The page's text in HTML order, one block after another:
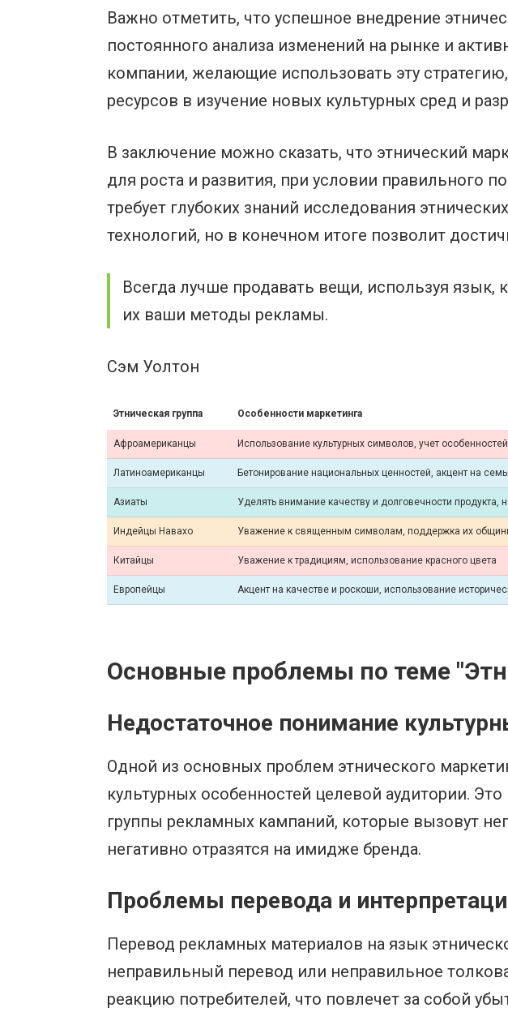
Важно отметить, что успешное внедрение
постоянного анализа изменений на рынке и
компании, желающие использовать эту
ресурсов в изучение новых культурных сред и
В заключение можно сказать, что этнический
для роста и развития, при условии правильного
требует глубоких знаний исследования
технологий, но в конечном итоге позволит
Всегда лучше продавать вещи, используя язык,
их ваши методы рекламы.
Сэм Уолтон
Этническая группа Особенности маркетинга
Афроамериканцы Использование культурных символов, учет
Латиноамериканцы Бетонирование национальных ценностей, акцент на
Азиаты Уделять внимание качеству и долговечности продукта,
Индейцы Навахо Уважение к священным символам, поддержка их
Китайцы Уважение к традициям, использование красного цвета
Европейцы Акцент на качестве и роскоши, использование
Основные проблемы по теме
Недостаточное понимание
Одной из основных проблем этнического
культурных особенностей целевой аудитории.
группы рекламных кампаний, которые вызовут
негативно отразятся на имидже бренда.
Проблемы перевода и
Перевод рекламных материалов на язык
неправильный перевод или неправильное
реакцию потребителей, что повлечет за собой